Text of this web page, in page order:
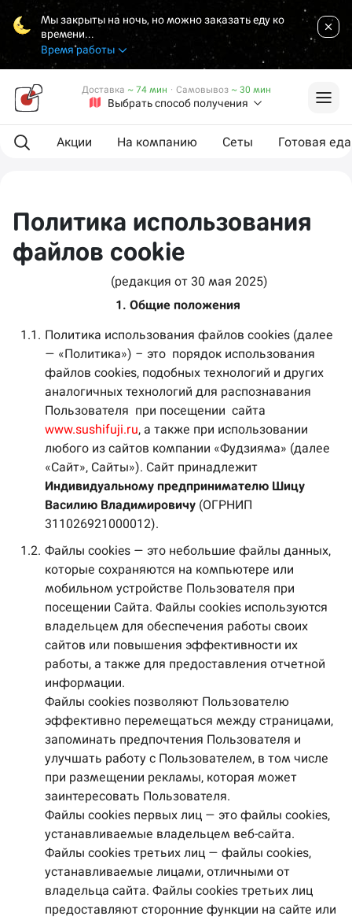
Мы закрыты на ночь, но можно заказать еду ко
времени...
Время работы
Выбрать способ получения
Доставка ~ 74 мин · Самовывоз ~ 30 мин
Акции На компанию Сеты Готовая еда
Политика использования
файлов cookie
(редакция от 30 мая 2025)
1. Общие положения
1.1. Политика использования файлов cookies (далее
— «Политика») – это порядок использования
файлов cookies, подобных технологий и других
аналогичных технологий для распознавания
Пользователя при посещении сайта
www.sushifuji.ru, а также при использовании
любого из сайтов компании «Фудзияма» (далее
«Сайт», Сайты»). Сайт принадлежит
Индивидуальному предпринимателю Шицу
Василию Владимировичу (ОГРНИП
311026921000012).
1.2. Файлы cookies — это небольшие файлы данных,
которые сохраняются на компьютере или
мобильном устройстве Пользователя при
посещении Сайта. Файлы cookies используются
владельцем для обеспечения работы своих
сайтов или повышения эффективности их
работы, а также для предоставления отчетной
информации.
Файлы cookies позволяют Пользователю
эффективно перемещаться между страницами,
запоминать предпочтения Пользователя и
улучшать работу с Пользователем, в том числе
при размещении рекламы, которая может
заинтересовать Пользователя.
Файлы cookies первых лиц — это файлы cookies,
устанавливаемые владельцем веб-сайта.
Файлы cookies третьих лиц — файлы cookies,
устанавливаемые лицами, отличными от
владельца сайта. Файлы cookies третьих лиц
предоставляют сторонние функции на сайте или